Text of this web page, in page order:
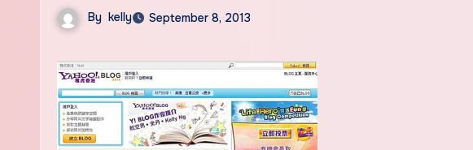
By kelly September 8, 2013